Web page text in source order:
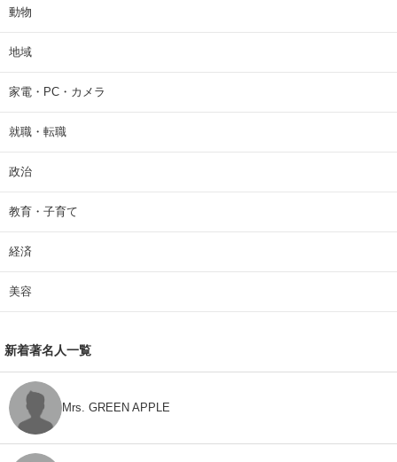
動物
地域
家電・PC・カメラ
就職・転職
政治
教育・子育て
経済
美容
新着著名人一覧
Mrs. GREEN APPLE